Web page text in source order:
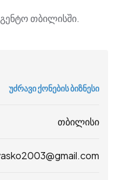
თბილისში.
უძრავი ქონების ბიზნესი
თბილისი